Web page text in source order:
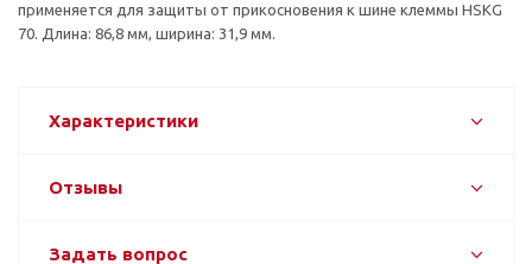
применяется для защиты от прикосновения к шине клеммы HSKG
70. Длина: 86,8 мм, ширина: 31,9 мм.
Характеристики
Отзывы
Задать вопрос